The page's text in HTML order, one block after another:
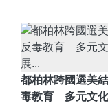
都柏林跨國選美
毒教育 多元文